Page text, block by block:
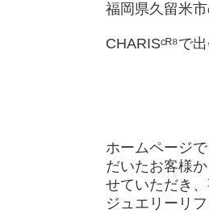
福岡県久留米
CHARISᶜᴿ⁸で
ホームページ
だいたお客様
せていただき
ジュエリーリ